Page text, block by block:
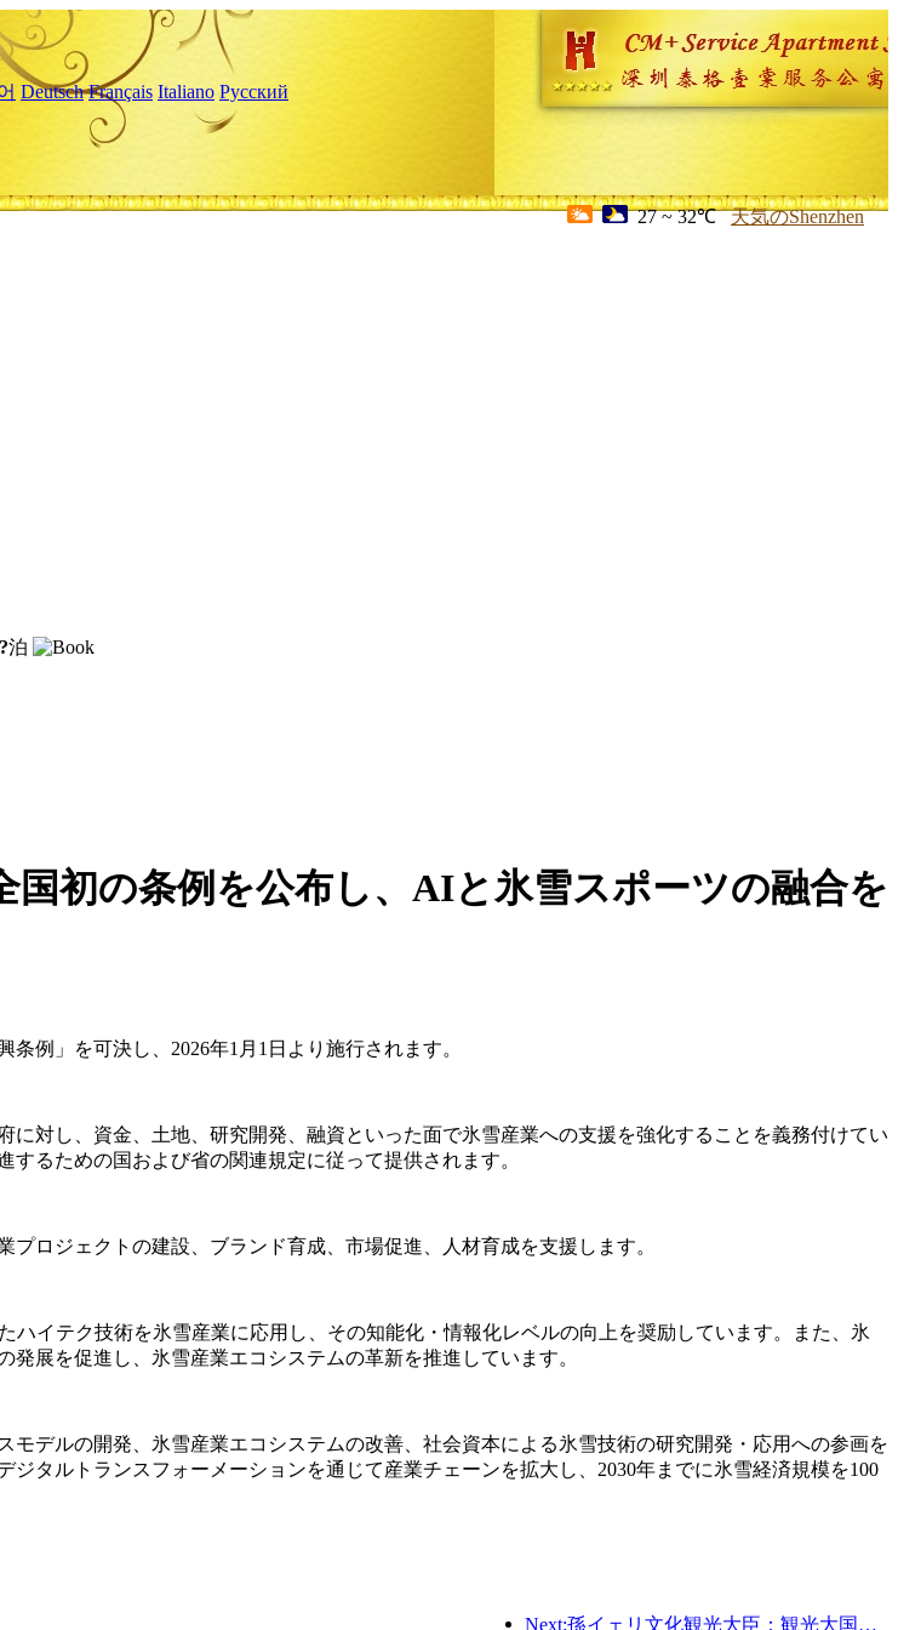
Deutsch Français Italiano Русский
27 ~ 32℃ 天気のShenzhen
?泊
初の条例を公布し、AIと氷雪スポーツの融合を
例」を可決し、2026年1月1日より施行されます。
対し、資金、土地、研究開発、融資といった面で氷雪産業への支援を強化することを義務付けてい
るための国および省の関連規定に従って提供されます。
ロジェクトの建設、ブランド育成、市場促進、人材育成を支援します。
イテク技術を氷雪産業に応用し、その知能化・情報化レベルの向上を奨励しています。また、氷
展を促進し、氷雪産業エコシステムの革新を推進しています。
デルの開発、氷雪産業エコシステムの改善、社会資本による氷雪技術の研究開発・応用への参画を
タルトランスフォーメーションを通じて産業チェーンを拡大し、2030年までに氷雪経済規模を100
Next:孫イェリ文化観光大臣：観光大国の建設を推進し、質の高い観光商品の供給を充実させる。